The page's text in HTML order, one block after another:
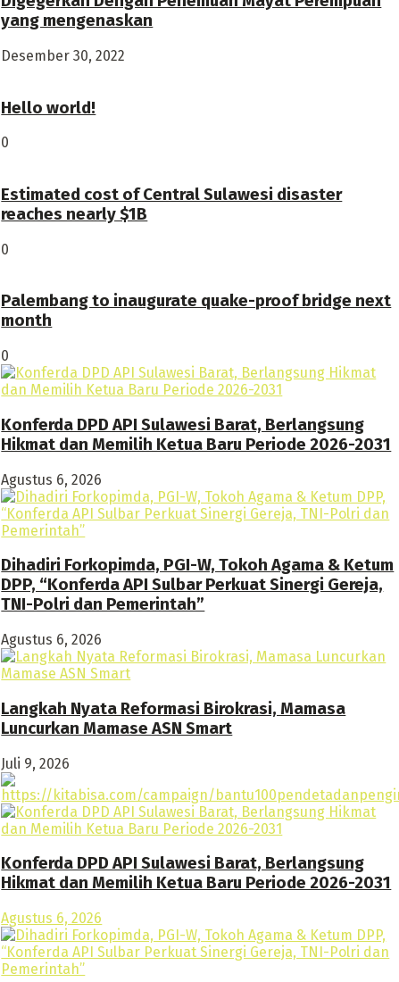
yang mengenaskan
Desember 30, 2022
Hello world!
0
Estimated cost of Central Sulawesi disaster
reaches nearly $1B
0
Palembang to inaugurate quake-proof bridge next
month
0
Konferda DPD API Sulawesi Barat, Berlangsung
Hikmat dan Memilih Ketua Baru Periode 2026-2031
Agustus 6, 2026
Dihadiri Forkopimda, PGI-W, Tokoh Agama & Ketum
DPP, “Konferda API Sulbar Perkuat Sinergi Gereja,
TNI-Polri dan Pemerintah”
Agustus 6, 2026
Langkah Nyata Reformasi Birokrasi, Mamasa
Luncurkan Mamase ASN Smart
Juli 9, 2026
Konferda DPD API Sulawesi Barat, Berlangsung
Hikmat dan Memilih Ketua Baru Periode 2026-2031
Agustus 6, 2026